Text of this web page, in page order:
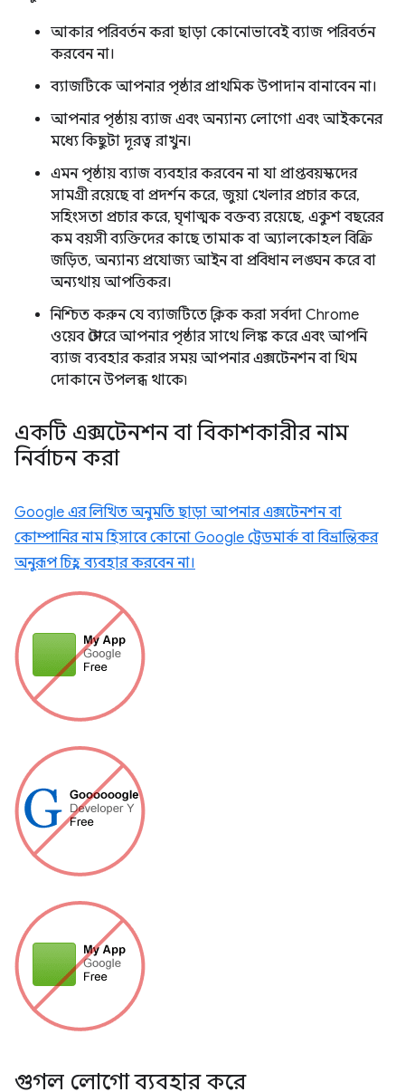
আকার পরিবর্তন করা ছাড়া কোনোভাবেই ব্যাজ পরিবর্তন
করবেন না।
ব্যাজটিকে আপনার পৃষ্ঠার প্রাথমিক উপাদান বানাবেন না।
আপনার পৃষ্ঠায় ব্যাজ এবং অন্যান্য লোগো এবং আইকনের
মধ্যে কিছুটা দূরত্ব রাখুন।
এমন পৃষ্ঠায় ব্যাজ ব্যবহার করবেন না যা প্রাপ্তবয়স্কদের
সামগ্রী রয়েছে বা প্রদর্শন করে, জুয়া খেলার প্রচার করে,
সহিংসতা প্রচার করে, ঘৃণাত্মক বক্তব্য রয়েছে, একুশ বছরের
কম বয়সী ব্যক্তিদের কাছে তামাক বা অ্যালকোহল বিক্রি
জড়িত, অন্যান্য প্রযোজ্য আইন বা প্রবিধান লঙ্ঘন করে বা
অন্যথায় আপত্তিকর।
নিশ্চিত করুন যে ব্যাজটিতে ক্লিক করা সর্বদা Chrome
ওয়েব স্টোরে আপনার পৃষ্ঠার সাথে লিঙ্ক করে এবং আপনি
ব্যাজ ব্যবহার করার সময় আপনার এক্সটেনশন বা থিম
দোকানে উপলব্ধ থাকে৷
একটি এক্সটেনশন বা বিকাশকারীর নাম
নির্বাচন করা
Google এর লিখিত অনুমতি ছাড়া আপনার এক্সটেনশন বা
কোম্পানির নাম হিসাবে কোনো Google ট্রেডমার্ক বা বিভ্রান্তিকর
অনুরূপ চিহ্ন ব্যবহার করবেন না।
গুগল লোগো ব্যবহার করে